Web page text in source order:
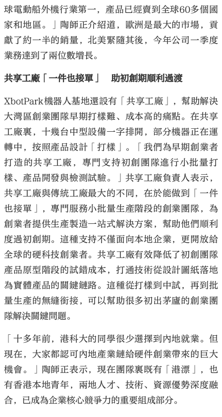
球電動船外機行業第一，產品已經賣到全球60多個國
家和地區。」陶師正介紹道，歐洲是最大的市場，貢
獻了約一半的銷量，北美緊隨其後，今年公司一季度
業務達到了兩位數增長。
共享工廠「一件也接單」 助初創期順利過渡
XbotPark機器人基地還設有「共享工廠」，幫助解決
大灣區創業團隊早期打樣難、成本高的痛點。在共享
工廠裏，十幾台中型設備一字排開，部分機器正在運
轉中，按照產品設計「打樣」。「我們為早期創業者
打造的共享工廠，專門支持初創團隊進行小批量打
樣、產品開發與檢測試驗。」共享工廠負責人表示，
共享工廠與傳統工廠最大的不同，在於能做到「一件
也接單」，專門服務小批量生產階段的創業團隊，為
創業者提供生產製造一站式解決方案，幫助他們順利
度過初創期。這種支持不僅面向本地企業，更開放給
全球的硬科技創業者。共享工廠有效降低了初創團隊
產品原型階段的試錯成本，打通技術從設計圖紙落地
為實體產品的關鍵鏈路。這種從打樣到中試，再到批
量生產的無縫銜接，可以幫助很多初出茅廬的創業團
隊解決關鍵問題。
「十多年前，港科大的同學很少選擇到內地就業。但
現在，大家都認可內地產業鏈給硬件創業帶來的巨大
機會。」陶師正表示，現在團隊裏既有「港漂」，也
有香港本地青年，兩地人才、技術、資源優勢深度融
合，已成為企業核心競爭力的重要組成部分。